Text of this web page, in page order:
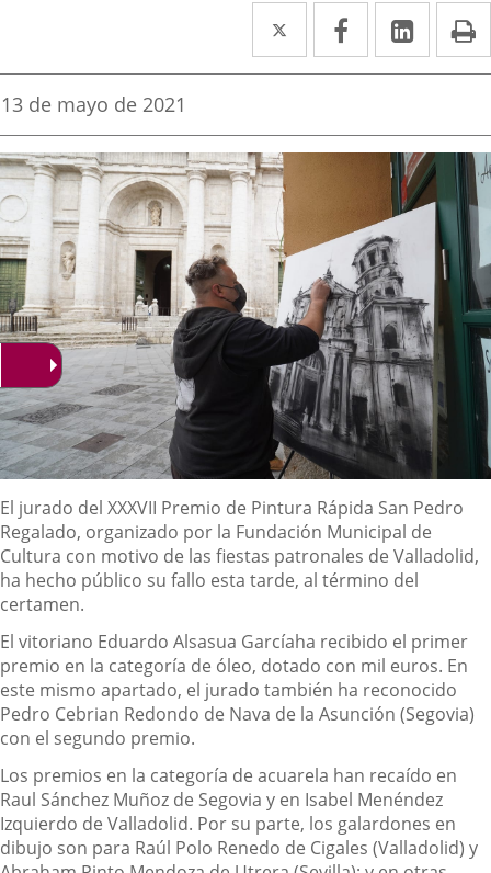
Twitter
Enlace
a
aplicación
Facebook
Enlace
a
aplicación
externa.
Enlace
a
Fecha
la
noticia
13 de mayo de 2021
Descripción
El jurado del XXXVII Premio de Pintura Rápida San Pedro
Regalado, organizado por la Fundación Municipal de
Cultura con motivo de las fiestas patronales de Valladolid,
ha hecho público su fallo esta tarde, al término del
certamen.
El vitoriano Eduardo Alsasua Garcíaha recibido el primer
premio en la categoría de óleo, dotado con mil euros. En
este mismo apartado, el jurado también ha reconocido
Pedro Cebrian Redondo de Nava de la Asunción (Segovia)
con el segundo premio.
Los premios en la categoría de acuarela han recaído en
Raul Sánchez Muñoz de Segovia y en Isabel Menéndez
Izquierdo de Valladolid. Por su parte, los galardones en
dibujo son para Raúl Polo Renedo de Cigales (Valladolid) y